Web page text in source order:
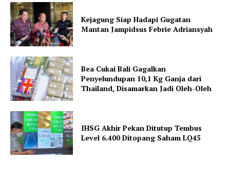
Kejagung Siap Hadapi Gugatan
Mantan Jampidsus Febrie Adriansyah
Bea Cukai Bali Gagalkan
Penyelundupan 10,1 Kg Ganja dari
Thailand, Disamarkan Jadi Oleh-Oleh
IHSG Akhir Pekan Ditutup Tembus
Level 6.400 Ditopang Saham LQ45